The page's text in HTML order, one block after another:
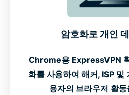
암호화로 개인
Chrome용 ExpressVPN
화를 사용하여 해커, ISP 및
용자의 브라우저 활